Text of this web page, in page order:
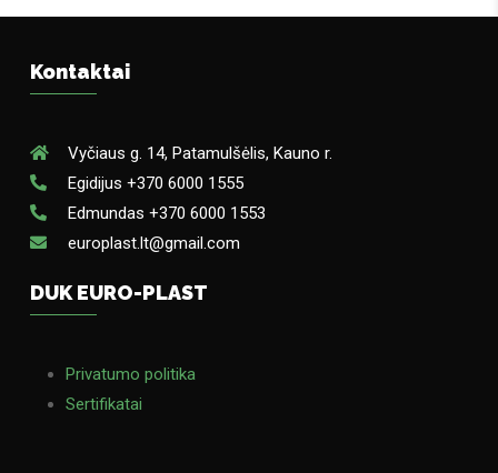
Kontaktai
Vyčiaus g. 14, Patamulšėlis, Kauno r.
Egidijus +370 6000 1555
Edmundas +370 6000 1553
europlast.lt@gmail.com
DUK EURO-PLAST
Privatumo politika
Sertifikatai